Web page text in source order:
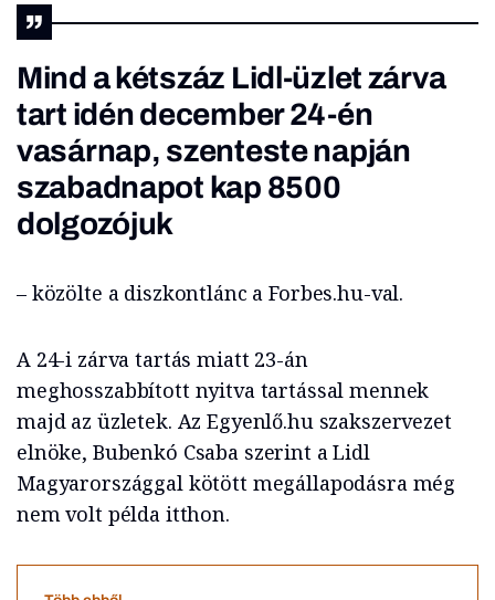
Mind a kétszáz Lidl-üzlet zárva
tart idén december 24-én
vasárnap, szenteste napján
szabadnapot kap 8500
dolgozójuk
– közölte a diszkontlánc a Forbes.hu-val.
A 24-i zárva tartás miatt 23-án
meghosszabbított nyitva tartással mennek
majd az üzletek. Az Egyenlő.hu szakszervezet
elnöke, Bubenkó Csaba szerint a Lidl
Magyarországgal kötött megállapodásra még
nem volt példa itthon.